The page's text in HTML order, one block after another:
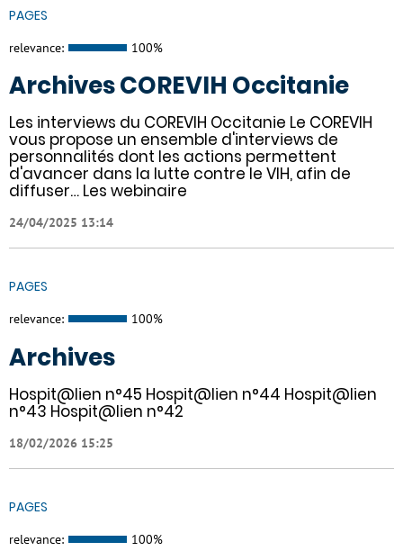
PAGES
relevance: 100%
Archives COREVIH Occitanie
Les interviews du COREVIH Occitanie Le COREVIH
vous propose un ensemble d'interviews de
personnalités dont les actions permettent
d'avancer dans la lutte contre le VIH, afin de
diffuser… Les webinaire
24/04/2025 13:14
PAGES
relevance: 100%
Archives
Hospit@lien n°45 Hospit@lien n°44 Hospit@lien
n°43 Hospit@lien n°42
18/02/2026 15:25
PAGES
relevance: 100%